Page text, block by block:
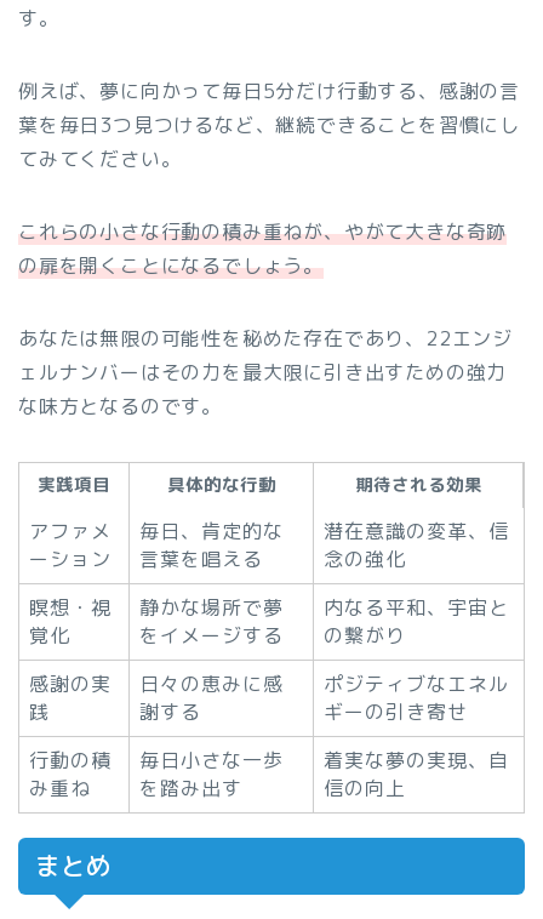
す。
例えば、夢に向かって毎日5分だけ行動する、感謝の言
葉を毎日3つ見つけるなど、継続できることを習慣にし
てみてください。
これらの小さな行動の積み重ねが、やがて大きな奇跡
の扉を開くことになるでしょう。
あなたは無限の可能性を秘めた存在であり、22エンジ
ェルナンバーはその力を最大限に引き出すための強力
な味方となるのです。
実践項目 具体的な行動 期待される効果
アファメ
ーション
毎日、肯定的な
言葉を唱える
潜在意識の変革、信
念の強化
瞑想・視
覚化
静かな場所で夢
をイメージする
内なる平和、宇宙と
の繋がり
感謝の実
践
日々の恵みに感
謝する
ポジティブなエネル
ギーの引き寄せ
行動の積
み重ね
毎日小さな一歩
を踏み出す
着実な夢の実現、自
信の向上
まとめ